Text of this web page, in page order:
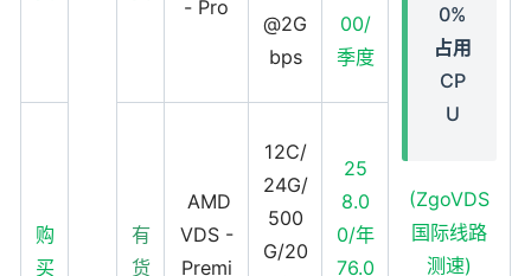
0%
占用
CP
U
(ZgoVDS
国际线路
测速)
- Pro
@2G
bps
00/
季度
购
买
有
货
AMD
VDS -
Premi
12C/
24G/
500
G/20
25
8.0
0/年
76.0